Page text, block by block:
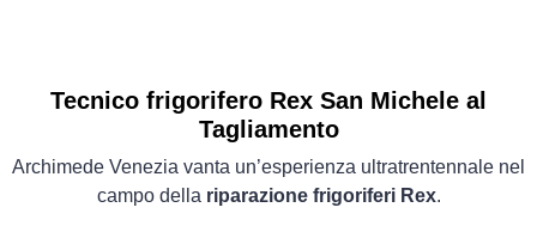
Tecnico frigorifero Rex San Michele al
Tagliamento
Archimede Venezia vanta un’esperienza ultratrentennale nel
campo della riparazione frigoriferi Rex.